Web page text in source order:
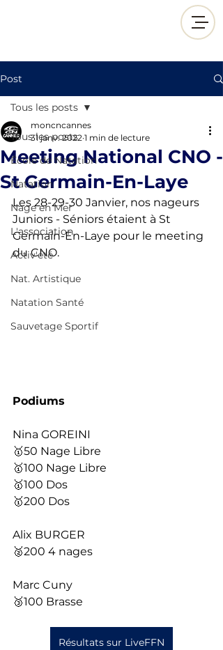
Post
Tous les posts
École de Natation
Natation
Nage en Mer
L'association
Activ'été
Nat. Artistique
Natation Santé
Sauvetage Sportif
Tous les posts
Meeting National CNO -
St Germain-En-Laye
moncncannes
31 janv. 2022 1 min de lecture
Les 28-29-30 Janvier, nos nageurs
Juniors - Séniors étaient à St
Germain-En-Laye pour le meeting
du CNO.
Podiums
Nina GOREINI
🥇50 Nage Libre
🥇100 Nage Libre
🥇100 Dos
🥇200 Dos
Alix BURGER
🥈200 4 nages
Marc Cuny
🥉100 Brasse
Résultats sur LiveFFN